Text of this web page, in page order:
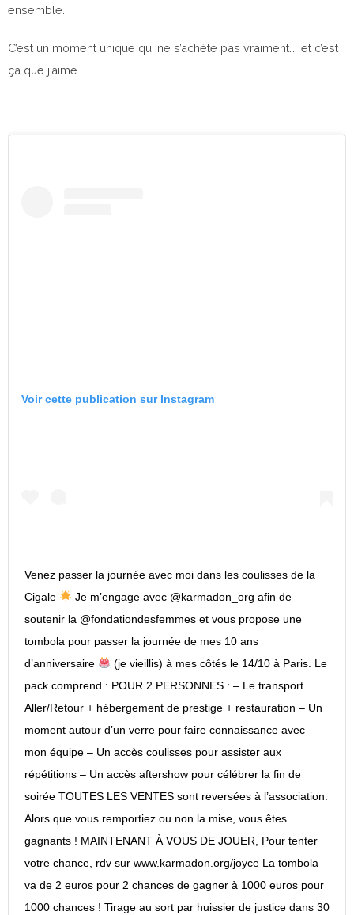
ensemble.
C’est un moment unique qui ne s’achète pas vraiment… et c’est
ça que j’aime.
Voir cette publication sur Instagram
Venez passer la journée avec moi dans les coulisses de la
Cigale
Je m’engage avec @karmadon_org afin de
soutenir la @fondationdesfemmes et vous propose une
tombola pour passer la journée de mes 10 ans
d’anniversaire
(je vieillis) à mes côtés le 14/10 à Paris. Le
pack comprend : POUR 2 PERSONNES : – Le transport
Aller/Retour + hébergement de prestige + restauration – Un
moment autour d’un verre pour faire connaissance avec
mon équipe – Un accès coulisses pour assister aux
répétitions – Un accès aftershow pour célébrer la fin de
soirée TOUTES LES VENTES sont reversées à l’association.
Alors que vous remportiez ou non la mise, vous êtes
gagnants ! MAINTENANT À VOUS DE JOUER, Pour tenter
votre chance, rdv sur www.karmadon.org/joyce La tombola
va de 2 euros pour 2 chances de gagner à 1000 euros pour
1000 chances ! Tirage au sort par huissier de justice dans 30